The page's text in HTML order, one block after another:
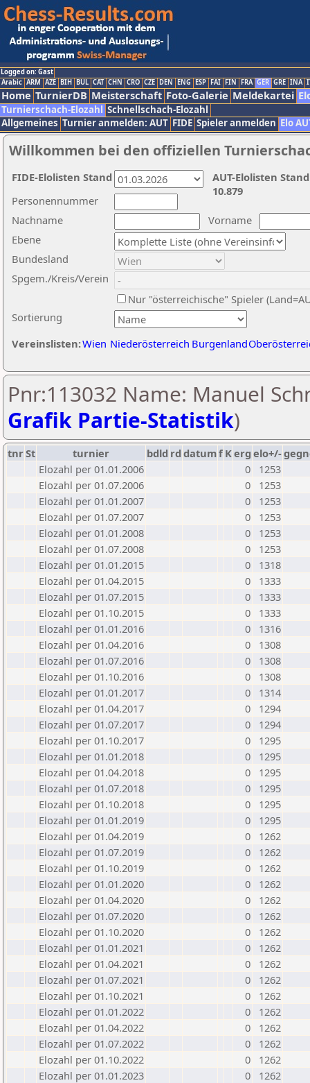
Logged on: Gast
Arabic ARM AZE BIH BUL CAT CHN CRO CZE DEN ENG ESP FAI FIN FRA GER GRE INA
Home TurnierDB Meisterschaft Foto-Galerie Meldekartei
Turnierschach-Elozahl Schnellschach-Elozahl
Allgemeines Turnier anmelden: AUT FIDE Spieler anmelden Elo
Willkommen bei den offiziellen
Nachname
Vorname
Ebene
Sortierung
Personennummer
Bundesland
Spgem./Kreis/Verein
Nur "österreichische" Spieler
Vereinslisten:Wien Niederösterreich Burgenland
AUT-Elolisten
10.879
FIDE-Elolisten Stand
Pnr:113032 Name: Manuel
Grafik Partie-Statistik)
tnrSt turnier bdld rd datumf Kerg elo+/-
Elozahl per 01.01.2006
0
1253
Elozahl per 01.07.2006
0
1253
Elozahl per 01.01.2007
0
1253
Elozahl per 01.07.2007
0
1253
Elozahl per 01.01.2008
0
1253
Elozahl per 01.07.2008
0
1253
Elozahl per 01.01.2015
0
1318
Elozahl per 01.04.2015
0
1333
Elozahl per 01.07.2015
0
1333
Elozahl per 01.10.2015
0
1333
Elozahl per 01.01.2016
0
1316
Elozahl per 01.04.2016
0
1308
Elozahl per 01.07.2016
0
1308
Elozahl per 01.10.2016
0
1308
Elozahl per 01.01.2017
0
1314
Elozahl per 01.04.2017
0
1294
Elozahl per 01.07.2017
0
1294
Elozahl per 01.10.2017
0
1295
Elozahl per 01.01.2018
0
1295
Elozahl per 01.04.2018
0
1295
Elozahl per 01.07.2018
0
1295
Elozahl per 01.10.2018
0
1295
Elozahl per 01.01.2019
0
1295
Elozahl per 01.04.2019
0
1262
Elozahl per 01.07.2019
0
1262
Elozahl per 01.10.2019
0
1262
Elozahl per 01.01.2020
0
1262
Elozahl per 01.04.2020
0
1262
Elozahl per 01.07.2020
0
1262
Elozahl per 01.10.2020
0
1262
Elozahl per 01.01.2021
0
1262
Elozahl per 01.04.2021
0
1262
Elozahl per 01.07.2021
0
1262
Elozahl per 01.10.2021
0
1262
Elozahl per 01.01.2022
0
1262
Elozahl per 01.04.2022
0
1262
Elozahl per 01.07.2022
0
1262
Elozahl per 01.10.2022
0
1262
Elozahl per 01.01.2023
0
1262